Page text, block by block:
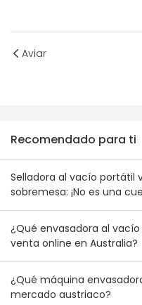
Aviar
Recomendado para ti
Selladora al vacío portátil
sobremesa: ¡No es una
de combinación de
y neozelandeses
¿Qué envasadora al
venta online en Australia?
¿Qué máquina
mercado austriaco?